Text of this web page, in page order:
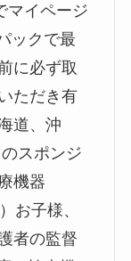
マイページ
ックで最
に必ず取
ただき有
道、沖
スポンジ
機器
お子様、
者の監督